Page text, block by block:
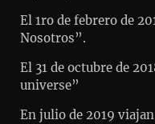
El 1ro de febrero de
Nosotros”.
El 31 de octubre de
universe”
En julio de 2019